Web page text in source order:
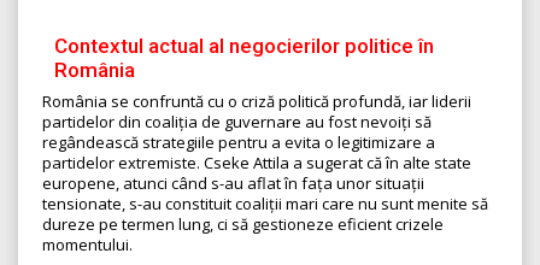
Contextul actual al negocierilor politice în
România
România se confruntă cu o criză politică profundă, iar liderii
partidelor din coaliția de guvernare au fost nevoiți să
regândească strategiile pentru a evita o legitimizare a
partidelor extremiste. Cseke Attila a sugerat că în alte state
europene, atunci când s-au aflat în fața unor situații
tensionate, s-au constituit coaliții mari care nu sunt menite să
dureze pe termen lung, ci să gestioneze eficient crizele
momentului.